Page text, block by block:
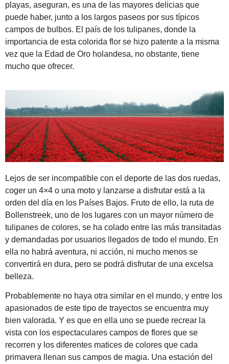
playas, aseguran, es una de las mayores delicias que
puede haber, junto a los largos paseos por sus típicos
campos de bulbos. El país de los tulipanes, donde la
importancia de esta colorida flor se hizo patente a la misma
vez que la Edad de Oro holandesa, no obstante, tiene
mucho que ofrecer.
Lejos de ser incompatible con el deporte de las dos ruedas,
coger un 4×4 o una moto y lanzarse a disfrutar está a la
orden del día en los Países Bajos. Fruto de ello, la ruta de
Bollenstreek, uno de los lugares con un mayor número de
tulipanes de colores, se ha colado entre las más transitadas
y demandadas por usuarios llegados de todo el mundo. En
ella no habrá aventura, ni acción, ni mucho menos se
convertirá en dura, pero se podrá disfrutar de una excelsa
belleza.
Probablemente no haya otra similar en el mundo, y entre los
apasionados de este tipo de trayectos se encuentra muy
bien valorada. Y es que en ella uno se puede recrear la
vista con los espectaculares campos de flores que se
recorren y los diferentes matices de colores que cada
primavera llenan sus campos de magia. Una estación del